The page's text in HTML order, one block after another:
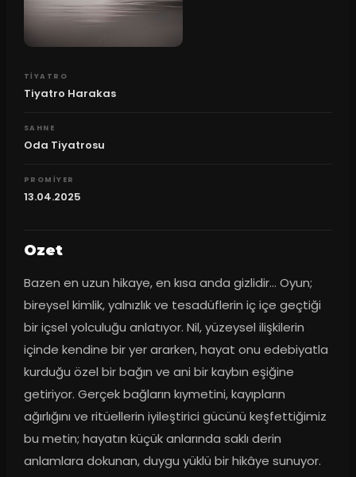
TIYATRO
Tiyatro Harakas
SAHNE
Oda Tiyatrosu
PROMIYER
13.04.2025
Ozet
Bazen en uzun hikaye, en kısa anda gizlidir… Oyun;
bireysel kimlik, yalnızlık ve tesadüflerin iç içe geçtiği
bir içsel yolculuğu anlatıyor. Nil, yüzeysel ilişkilerin
içinde kendine bir yer ararken, hayat onu edebiyatla
kurduğu özel bir bağın ve ani bir kaybın eşiğine
getiriyor. Gerçek bağların kıymetini, kayıpların
ağırlığını ve ritüellerin iyileştirici gücünü keşfettiğimiz
bu metin; hayatın küçük anlarında saklı derin
anlamlara dokunan, duygu yüklü bir hikâye sunuyor.